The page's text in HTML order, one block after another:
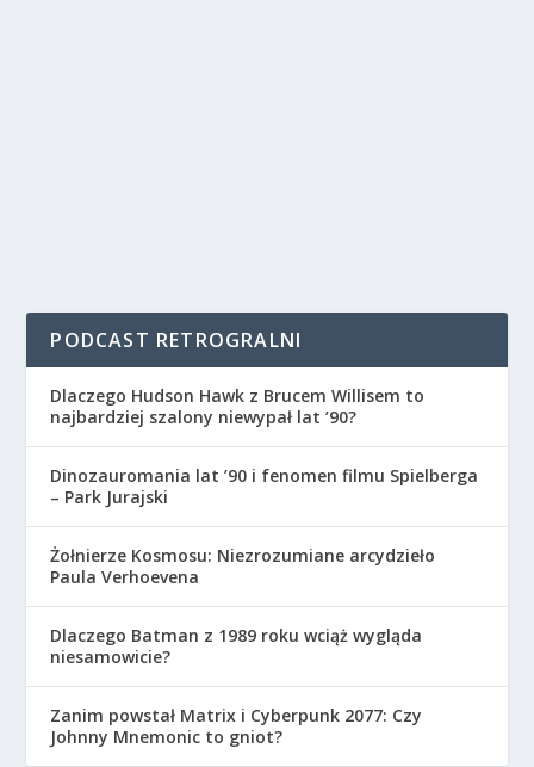
PODCAST RETROGRALNI
Dlaczego Hudson Hawk z Brucem Willisem to
najbardziej szalony niewypał lat ’90?
Dinozauromania lat ’90 i fenomen filmu Spielberga
– Park Jurajski
Żołnierze Kosmosu: Niezrozumiane arcydzieło
Paula Verhoevena
Dlaczego Batman z 1989 roku wciąż wygląda
niesamowicie?
Zanim powstał Matrix i Cyberpunk 2077: Czy
Johnny Mnemonic to gniot?